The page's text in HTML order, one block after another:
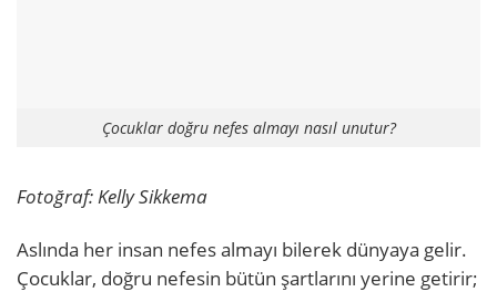
Çocuklar doğru nefes almayı nasıl unutur?
Fotoğraf: Kelly Sikkema
Aslında her insan nefes almayı bilerek dünyaya gelir.
Çocuklar, doğru nefesin bütün şartlarını yerine getirir;